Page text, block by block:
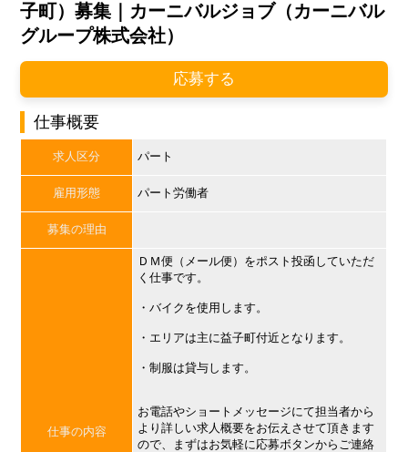
子町）募集｜カーニバルジョブ（カーニバル
グループ株式会社）
応募する
仕事概要
求人区分 パート
雇用形態 パート労働者
募集の理由
仕事の内容
ＤＭ便（メール便）をポスト投函していただ
く仕事です。
・バイクを使用します。
・エリアは主に益子町付近となります。
・制服は貸与します。
お電話やショートメッセージにて担当者から
より詳しい求人概要をお伝えさせて頂きます
ので、まずはお気軽に応募ボタンからご連絡